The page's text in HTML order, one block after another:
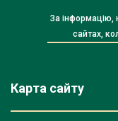
За інформацію,
сайтах,
Карта сайту